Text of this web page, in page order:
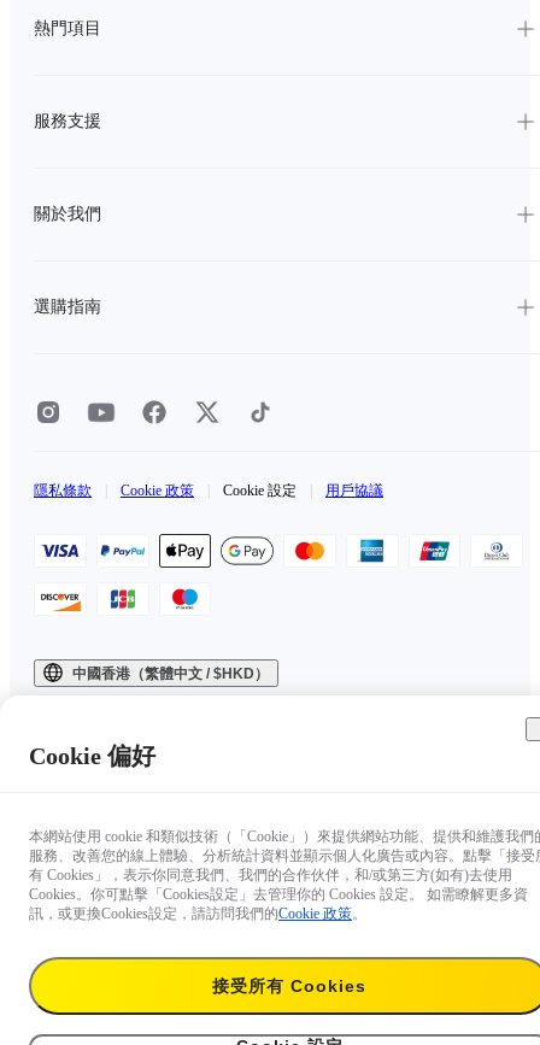
熱門項目
服務支援
關於我們
選購指南
隱私條款 Cookie 政策 Cookie 設定 用戶協議
中國香港（繁體中文 / $HKD）
Cookie 偏好
本網站使用 cookie 和類似技術（「Cookie」）來提供網站功能、提供和維護我們
服務、改善您的線上體驗、分析統計資料並顯示個人化廣告或內容。點擊「接受
有 Cookies」，表示你同意我們、我們的合作伙伴，和/或第三方(如有)去使用
Cookies。你可點擊「Cookies設定」去管理你的 Cookies 設定。 如需瞭解更多資
訊，或更換Cookies設定，請訪問我們的Cookie 政策。
接受所有 Cookies